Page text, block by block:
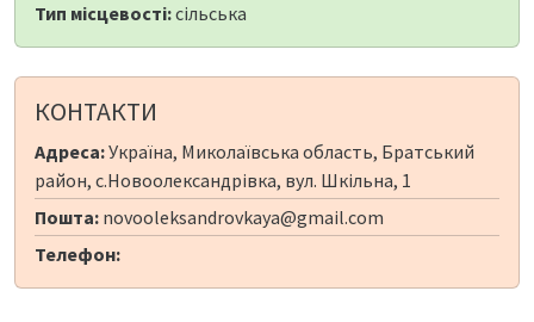
Тип місцевості:сільська
КОНТАКТИ
Адреса:Україна, Миколаївська область, Братський
район, с.Новоолександрівка, вул. Шкільна, 1
Пошта: novooleksandrovkaya@gmail.com
Телефон: